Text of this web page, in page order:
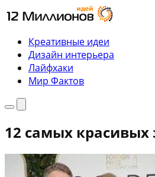
Перейти
к
содержимому
Креативные идеи
Дизайн интерьера
Лайфхаки
Мир Фактов
МенюПоиск
12 самых красивых